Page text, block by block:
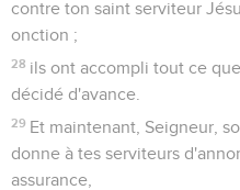
contre ton saint serviteur
onction ;
28 ils ont accompli tout ce
décidé d'avance.
29 Et maintenant, Seigneur,
donne à tes serviteurs
assurance,